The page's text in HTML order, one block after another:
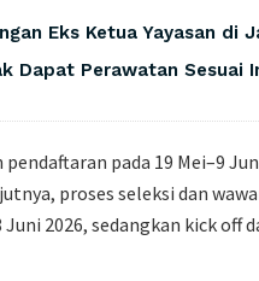
Eks Ketua Yayasan di
Dapat Perawatan Sesuai
pada 19 Mei–9
proses seleksi dan
Juni 2026, sedangkan kick off